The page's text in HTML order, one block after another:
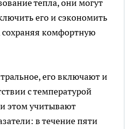
тепла, они могут
его и сэкономить
комфортную
его включают и
с температурой
этом учитывают
в течение пяти